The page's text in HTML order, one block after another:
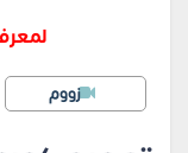
زووم